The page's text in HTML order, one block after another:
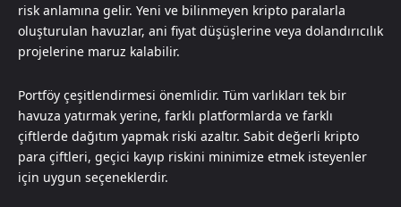
risk anlamına gelir. Yeni ve bilinmeyen kripto paralarla
oluşturulan havuzlar, ani fiyat düşüşlerine veya dolandırıcılık
projelerine maruz kalabilir.
Portföy çeşitlendirmesi önemlidir. Tüm varlıkları tek bir
havuza yatırmak yerine, farklı platformlarda ve farklı
çiftlerde dağıtım yapmak riski azaltır. Sabit değerli kripto
para çiftleri, geçici kayıp riskini minimize etmek isteyenler
için uygun seçeneklerdir.